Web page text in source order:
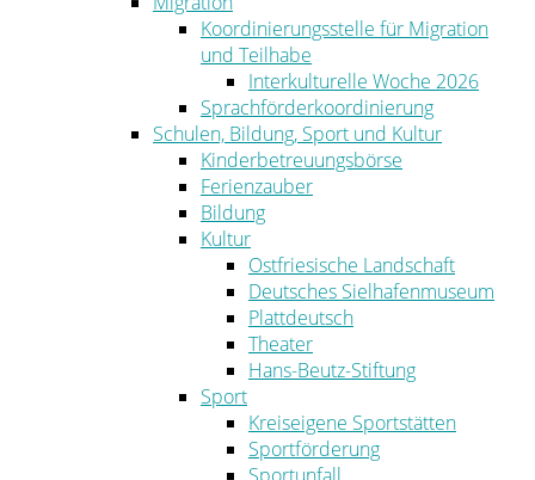
Koordinierungsstelle für Migration
und Teilhabe
Interkulturelle Woche 2026
Sprachförderkoordinierung
Schulen, Bildung, Sport und Kultur
Kinderbetreuungsbörse
Ferienzauber
Bildung
Kultur
Ostfriesische Landschaft
Deutsches Sielhafenmuseum
Plattdeutsch
Theater
Hans-Beutz-Stiftung
Sport
Kreiseigene Sportstätten
Sportförderung